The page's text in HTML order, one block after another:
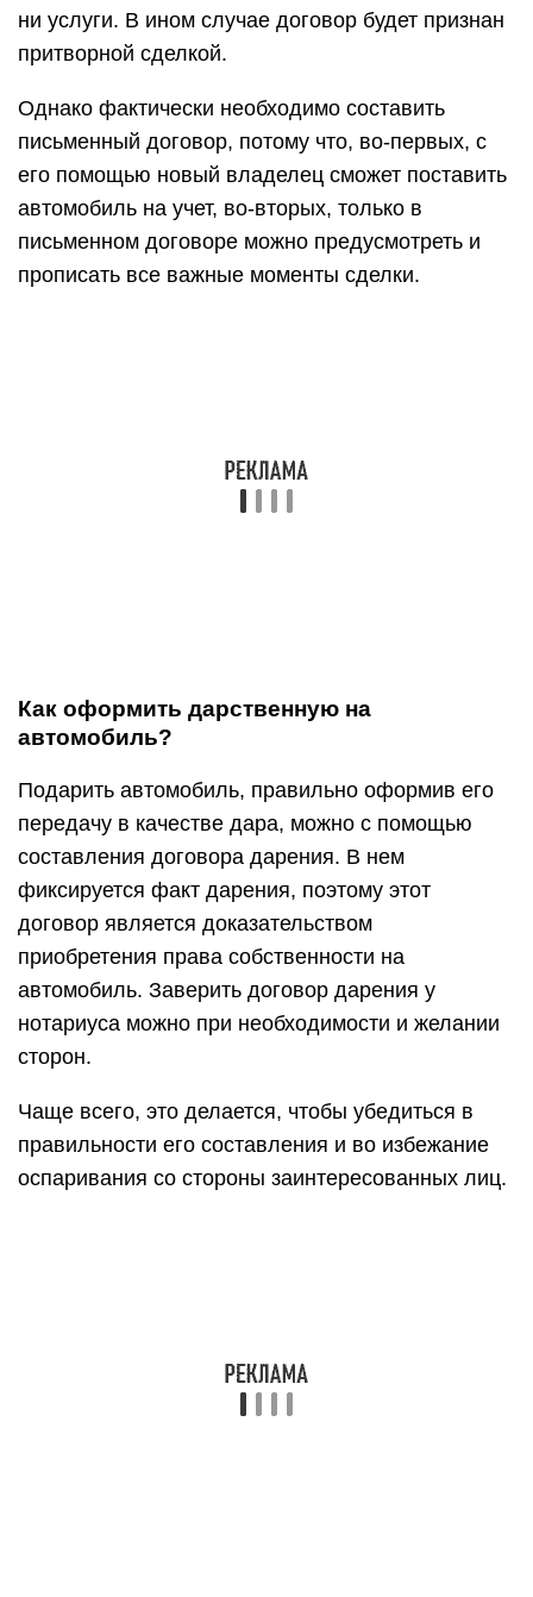
ни услуги. В ином случае договор будет признан
притворной сделкой.
Однако фактически необходимо составить
письменный договор, потому что, во-первых, с
его помощью новый владелец сможет поставить
автомобиль на учет, во-вторых, только в
письменном договоре можно предусмотреть и
прописать все важные моменты сделки.
Как оформить дарственную на
автомобиль?
Подарить автомобиль, правильно оформив его
передачу в качестве дара, можно с помощью
составления договора дарения. В нем
фиксируется факт дарения, поэтому этот
договор является доказательством
приобретения права собственности на
автомобиль. Заверить договор дарения у
нотариуса можно при необходимости и желании
сторон.
Чаще всего, это делается, чтобы убедиться в
правильности его составления и во избежание
оспаривания со стороны заинтересованных лиц.